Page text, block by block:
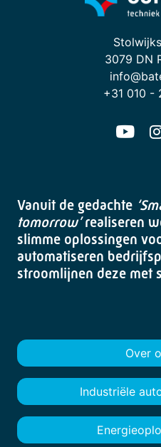
3079 DN
+31 010 -
Vanuit de gedachte
tomorrow’realiseren
slimme oplossingen
automatiseren
stroomlijnen deze met
Over
Industriële